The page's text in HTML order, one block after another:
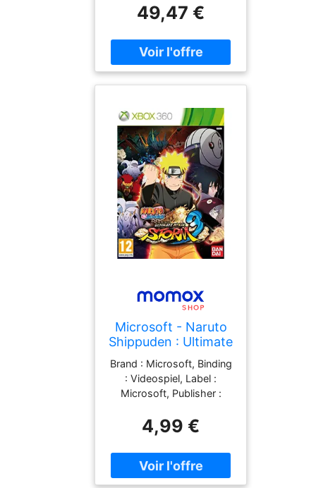
PackageQuantity : 1,
medium : Videospiel, 0 :
Xbox 360, 0 : Xbox 360
49,47 €
Microsoft - Naruto
Shippuden : Ultimate
Ninja Storm 3
Occasion [ Xbox 360
] - 3391891967327
Brand : Microsoft, Binding
: Videospiel, Label :
Microsoft, Publisher :
PackageQuantity : 1,
Feature : - Naruto
Shippuden : ultimate Ninja
storm 3 Occasion [ Xbox
360 ], medium :
4,99 €